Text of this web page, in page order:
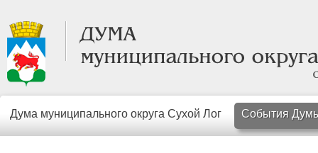
Дума муниципального округа Сухой Лог События